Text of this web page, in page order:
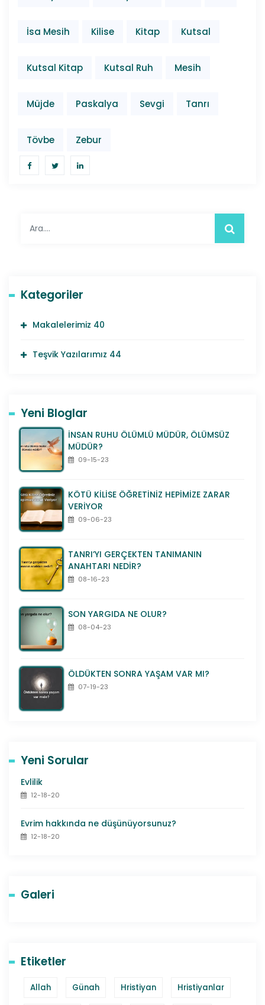
İsa Mesih Kilise Kitap Kutsal
Kutsal Kitap Kutsal Ruh Mesih
Müjde Paskalya Sevgi Tanrı
Tövbe Zebur
Kategoriler
Makalelerimiz 40
Teşvik Yazılarımız 44
Yeni Bloglar
İNSAN RUHU ÖLÜMLÜ MÜDÜR, ÖLÜMSÜZ
MÜDÜR?
09-15-23
KÖTÜ KİLİSE ÖĞRETİNİZ HEPİMİZE ZARAR
VERİYOR
09-06-23
TANRI’YI GERÇEKTEN TANIMANIN
ANAHTARI NEDİR?
08-16-23
SON YARGIDA NE OLUR?
08-04-23
ÖLDÜKTEN SONRA YAŞAM VAR MI?
07-19-23
Yeni Sorular
Evlilik
12-18-20
Evrim hakkında ne düşünüyorsunuz?
12-18-20
Galeri
Etiketler
Allah Günah Hristiyan Hristiyanlar